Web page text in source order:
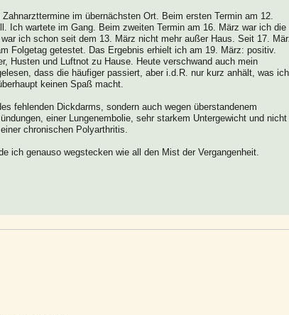
im übernächsten Ort. Beim ersten Termin am 12.
Ich wartete im Gang. Beim zweiten Termin am 16. März war ich die
ich schon seit dem 13. März nicht mehr außer Haus. Seit 17.
Folgetag getestet. Das Ergebnis erhielt ich am 19. März: positiv.
Husten und Luftnot zu Hause. Heute verschwand auch mein
dass die häufiger passiert, aber i.d.R. nur kurz anhält, was ich
keinen Spaß macht.
fehlenden Dickdarms, sondern auch wegen überstandenem
einer Lungenembolie, sehr starkem Untergewicht und nicht
chronischen Polyarthritis.
ich genauso wegstecken wie all den Mist der Vergangenheit.